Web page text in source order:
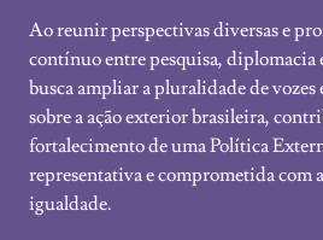
Ao reunir perspectivas diversas e
contínuo entre pesquisa, diplomacia
busca ampliar a pluralidade de
sobre a ação exterior brasileira,
fortalecimento de uma Política
representativa e comprometida com
igualdade.